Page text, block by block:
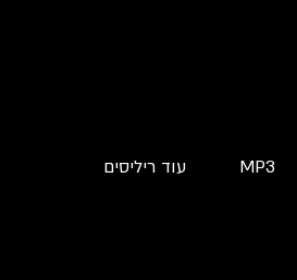
MP3 עוד ריליסים